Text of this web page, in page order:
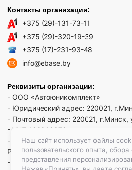
Наш сайт использует файлы
пользовательского опыта, сбора
представления
Контакты организации:
+375 (29)-131-73-11
+375 (29)-320-19-39
+375 (17)-231-93-48
info@ebase.by
Реквизиты организации:
- ООО «Автоюникомплект»
- Юридический адрес: 220021,
- Почтовый адрес: 220021, г.Минск,
- УНП 192949879
- р/сч BY52 REDJ 3012 1009 3553
РРБ"
- Код банка: REDJBY22